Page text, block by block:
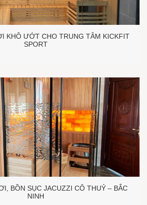
KHÔ ƯỚT CHO TRUNG TÂM KICKFIT
SPORT
BỒN SỤC JACUZZI CÔ THUỶ – BẮC
NINH